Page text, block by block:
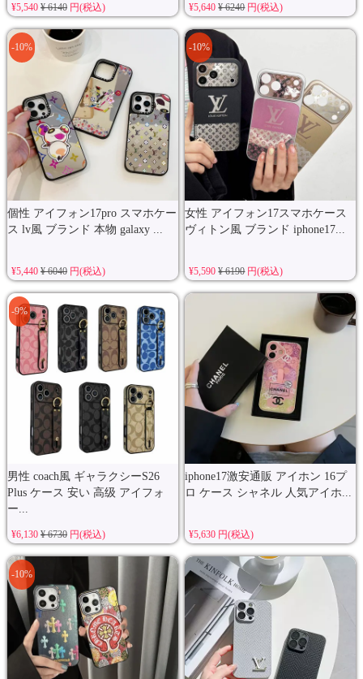
¥5,540 ¥ 6140円(税込) ¥5,640¥ 6240円(税込)
個性 アイフォン17pro スマホケー
ス lv風 ブランド 本物 galaxy ...
-10%
¥5,440 ¥ 6040円(税込)
女性 アイフォン17スマホケース
ヴィトン風 ブランド iphone17...
-10%
¥5,590¥ 6190円(税込)
男性 coach風 ギャラクシーS26
Plus ケース 安い 高级 アイフォ
ー...
-9%
¥6,130 ¥ 6730円(税込)
iphone17激安通販 アイホン 16プ
ロ ケース シャネル 人気アイホ...
¥5,630 円(税込)
-10%